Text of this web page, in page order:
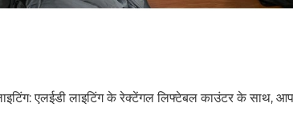
एलईडी लाइटिंग के रेक्टेंगल लिफ्टेबल काउंटर के साथ,